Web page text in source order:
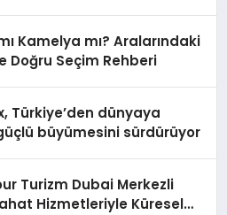
Kamelya mı? Aralarındaki
Doğru Seçim Rehberi
Türkiye’den dünyaya
büyümesini sürdürüyor
Turizm Dubai Merkezli
Hizmetleriyle Küresel